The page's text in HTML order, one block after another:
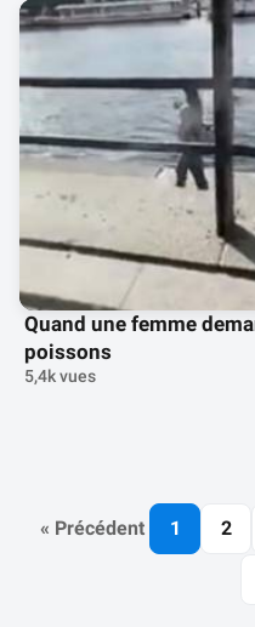
Quand une femme
poissons
5,4k vues
« Précédent 1 2